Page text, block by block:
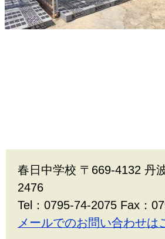
春日中学校 〒669-4132 丹
2476
Tel：0795-74-2075 Fax：
メールでのお問い合わせは